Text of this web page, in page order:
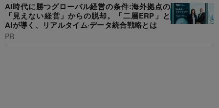
AI時代に勝つグローバル経営の条件:海外拠点の
「見えない経営」からの脱却。「二層ERP」と
AIが導く、リアルタイム·データ統合戦略とは
PR